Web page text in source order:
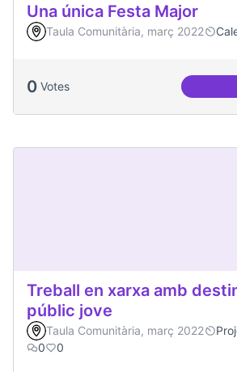
Una única Festa Major
Taula Comunitària, març 2022
0 Votes
Treball en xarxa amb
públic jove
Taula Comunitària, març 2022
0
0